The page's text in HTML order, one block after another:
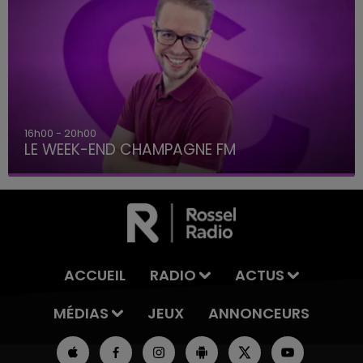
16h00 - 20h00
LE WEEK-END CHAMPAGNE FM
ACCUEIL RADIO
ACTUS
MÉDIAS
JEUX ANNONCEURS